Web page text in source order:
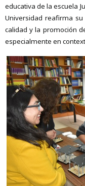
educativa de la escuela
Universidad reafirma
calidad y la promoción
especialmente en